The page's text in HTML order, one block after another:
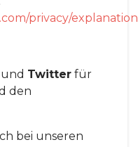
privacy/explanation
Twitter für
den
bei unseren